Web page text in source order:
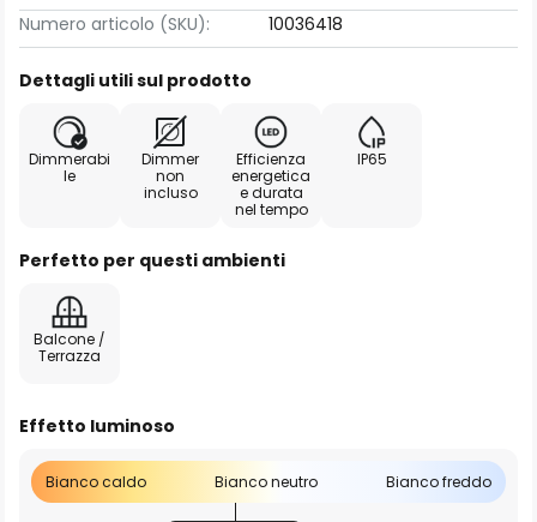
Numero articolo (SKU):
10036418
Dettagli utili sul prodotto
Dimmerabi
le
Dimmer
non
incluso
Efficienza
energetica
e durata
nel tempo
IP65
Perfetto per questi ambienti
Balcone /
Terrazza
Effetto luminoso
Bianco caldo Bianco neutro Bianco freddo